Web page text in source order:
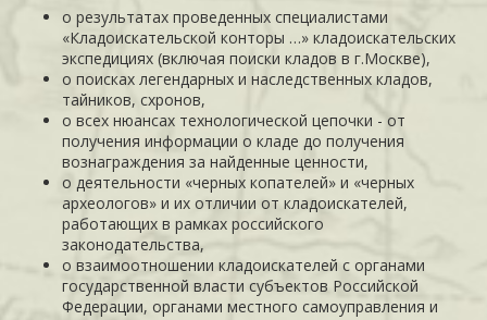
о результатах проведенных специалистами
«Кладоискательской конторы …» кладоискательских
экспедициях (включая поиски кладов в г.Москве),
о поисках легендарных и наследственных кладов,
тайников, схронов,
о всех нюансах технологической цепочки - от
получения информации о кладе до получения
вознаграждения за найденные ценности,
о деятельности «черных копателей» и «черных
археологов» и их отличии от кладоискателей,
работающих в рамках российского
законодательства,
о взаимоотношении кладоискателей с органами
государственной власти субъектов Российской
Федерации, органами местного самоуправления и